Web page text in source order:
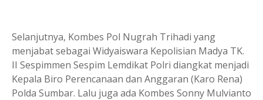
Selanjutnya, Kombes Pol Nugrah Trihadi yang
menjabat sebagai Wi­dyai­swara Kepolisian Madya TK.
II Sespimmen Sespim Lemdikat Polri diangkat menjadi
Kepala Biro Perencanaan dan Anggaran (Ka­ro Rena)
Polda Sumbar. Lalu juga ada Kombes Sonny Mulvianto